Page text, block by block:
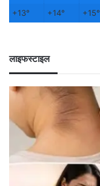
+13° +14° +15°
लाइफस्टाइल